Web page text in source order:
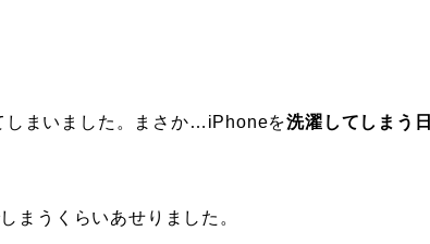
しまいました。まさか…iPhoneを洗濯してしまう日
まうくらいあせりました。